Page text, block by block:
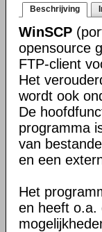
Beschrijving
WinSCP
opensource
FTP-client
Het
wordt ook
De
programma
van
en een
Het
en heeft o.a.